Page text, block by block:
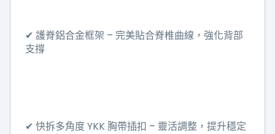
✔ 護脊鋁合金框架 – 完美貼合脊椎曲線，強化背部
支撐
✔ 快拆多角度 YKK 胸帶插扣 – 靈活調整，提升穩定